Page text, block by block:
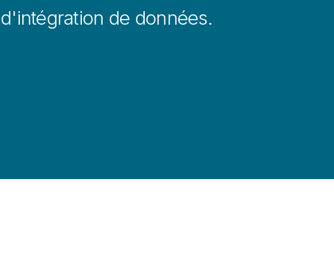
de données.